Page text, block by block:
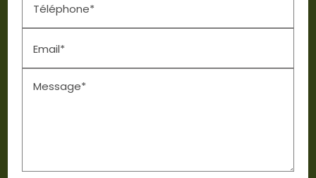
Téléphone*
Email*
Message*